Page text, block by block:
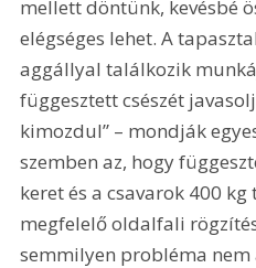
mellett döntünk, kevésbé
elégséges lehet. A
aggállyal találkozik
függesztett csészét
kimozdul” – mondják
szemben az, hogy
keret és a csavarok 400 kg
megfelelő oldalfali
semmilyen probléma nem